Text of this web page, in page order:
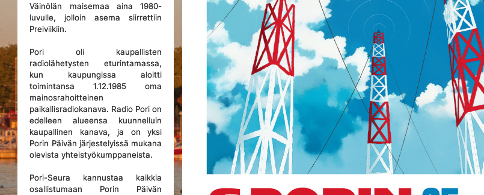
Väinölän maisemaa aina 1980-
luvulle, jolloin asema siirrettiin
Preiviikiin.
Pori oli kaupallisten
radiolähetysten eturintamassa,
kun kaupungissa aloitti
toimintansa 1.12.1985 oma
mainosrahoitteinen
paikallisradiokanava. Radio Pori on
edelleen alueensa kuunnelluin
kaupallinen kanava, ja on yksi
Porin Päivän järjestelyissä mukana
olevista yhteistyökumppaneista.
Pori-Seura kannustaa kaikkia
osallistumaan Porin Päivän